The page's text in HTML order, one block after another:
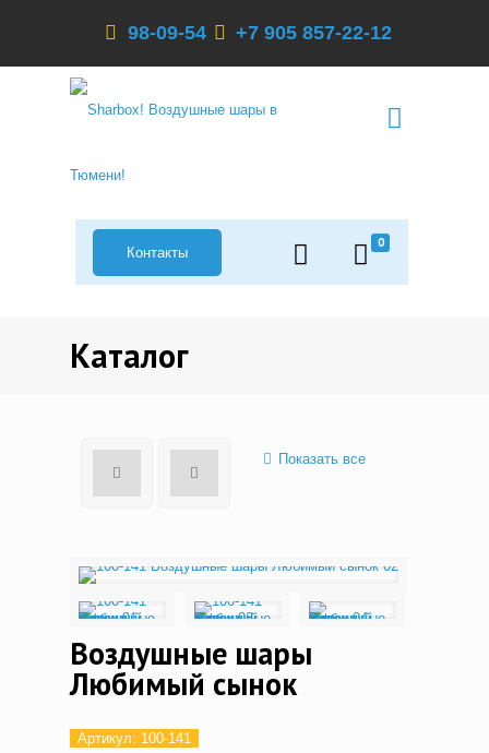
98-09-54 +7 905 857-22-12
0
Контакты
Каталог
Показать все
Воздушные шары
Любимый сынок
Артикул: 100-141